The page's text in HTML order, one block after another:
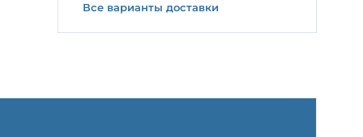
Все варианты доставки